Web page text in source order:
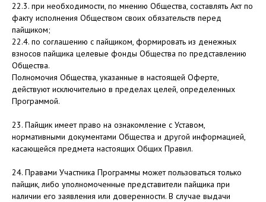
22.3. при необходимости, по мнению Общества, составлять Акт по
факту исполнения Обществом своих обязательств перед
пайщиком;
22.4. по соглашению с пайщиком, формировать из денежных
взносов пайщика целевые фонды Общества по представлению
Общества.
Полномочия Общества, указанные в настоящей Оферте,
действуют исключительно в пределах целей, определенных
Программой.
23. Пайщик имеет право на ознакомление с Уставом,
нормативными документами Общества и другой информацией,
касающейся предмета настоящих Общих Правил.
24. Правами Участника Программы может пользоваться только
пайщик, либо уполномоченные представители пайщика при
наличии его заявления или доверенности. В случае выдачи